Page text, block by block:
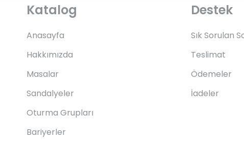
Katalog
Anasayfa
Hakkımızda
Masalar
Sandalyeler
Oturma Grupları
Bariyerler
Destek
Sık Sorulan
Teslimat
Ödemeler
İadeler